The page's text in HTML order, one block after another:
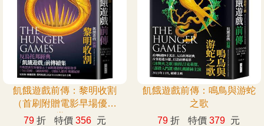
飢餓遊戲前傳：黎明收割
（首刷附贈電影早場優惠
券）
79 折 特價 356 元
飢餓遊戲前傳：鳴鳥與游蛇
之歌
79 折 特價 379 元